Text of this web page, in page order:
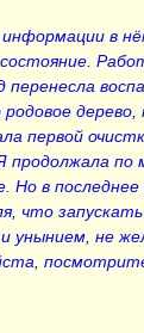
в
дерево,
первой
продолжала
Но в
что
унынием, не